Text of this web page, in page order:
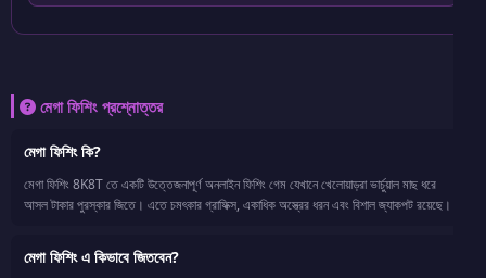
মেগা ফিশিং প্রশ্নোত্তর
মেগা ফিশিং কি?
মেগা ফিশিং 8K8T তে একটি উত্তেজনাপূর্ণ অনলাইন ফিশিং গেম যেখানে খেলোয়াড়রা ভার্চুয়াল মাছ ধরে
আসল টাকার পুরস্কার জিতে। এতে চমৎকার গ্রাফিক্স, একাধিক অস্ত্রের ধরন এবং বিশাল জ্যাকপট রয়েছে।
মেগা ফিশিং এ কিভাবে জিতবেন?